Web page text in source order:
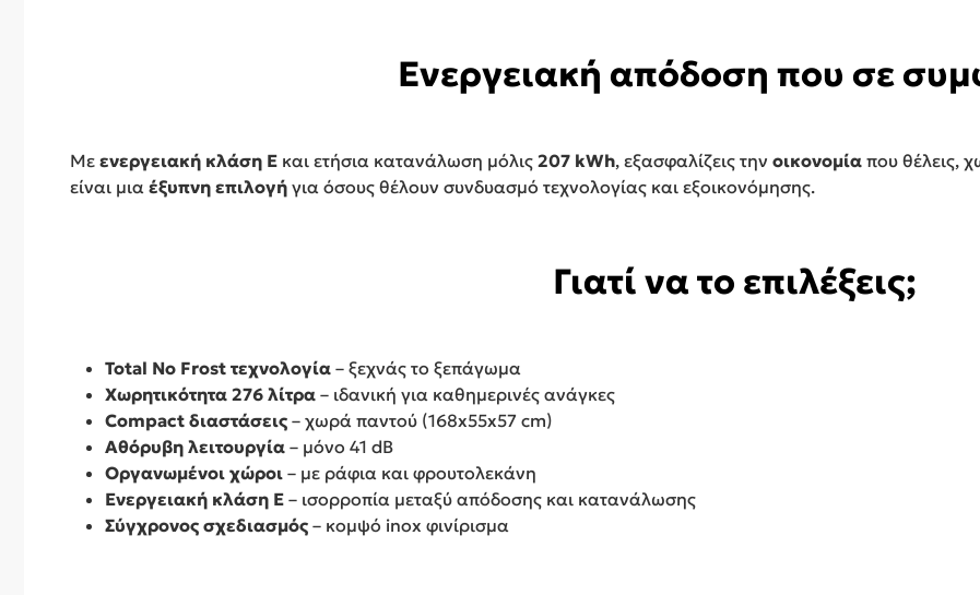
Ενεργειακή απόδοση που σε
Με ενεργειακή κλάση E και ετήσια κατανάλωση μόλις 207 kWh, εξασφαλίζεις την οικονομία που θέλεις,
είναι μια έξυπνη επιλογή για όσους θέλουν συνδυασμό τεχνολογίας και εξοικονόμησης.
Γιατί να το επιλέξεις;
Total No Frost τεχνολογία – ξεχνάς το ξεπάγωμα
Χωρητικότητα 276 λίτρα – ιδανική για καθημερινές ανάγκες
Compact διαστάσεις – χωρά παντού (168x55x57 cm)
Αθόρυβη λειτουργία – μόνο 41 dB
Οργανωμένοι χώροι – με ράφια και φρουτολεκάνη
Ενεργειακή κλάση E – ισορροπία μεταξύ απόδοσης και κατανάλωσης
Σύγχρονος σχεδιασμός – κομψό inox φινίρισμα